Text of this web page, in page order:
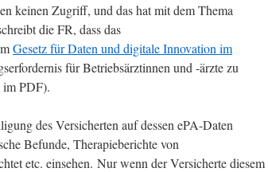
keinen Zugriff, und das hat mit dem Thema
die FR, dass das
Gesetz für Daten und digitale Innovation im
für Betriebsärztinnen und -ärzte zu
PDF).
des Versicherten auf dessen ePA-Daten
Befunde, Therapieberichte von
etc. einsehen. Nur wenn der Versicherte diesem